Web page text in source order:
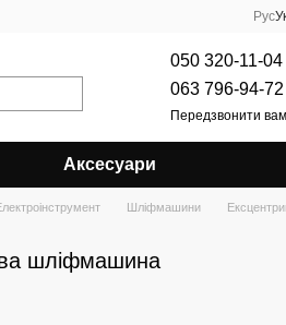
Рус
050 320-11-04
063 796-94-72
Передзвонити
Аксесуари
Шліфмашини
шліфмашина